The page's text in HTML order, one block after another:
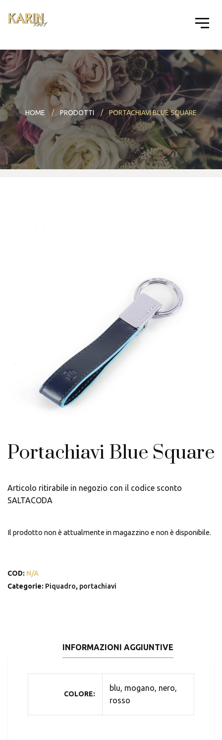
HOME PRODOTTI PORTACHIAVI BLUE SQUARE
Portachiavi Blue Square
Articolo ritirabile in negozio con il codice sconto
SALTACODA
Il prodotto non è attualmente in magazzino e non è disponibile.
COD: N/A
Categorie: Piquadro, portachiavi
INFORMAZIONI AGGIUNTIVE
COLORE
blu, mogano, nero,
rosso